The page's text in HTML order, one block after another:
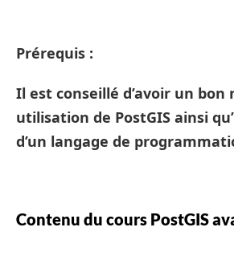
Prérequis :
Il est conseillé d’avoir un bon
utilisation de PostGIS ainsi
d’un langage de
Contenu du cours PostGIS